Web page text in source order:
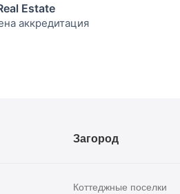
Estate
аккредитация
Загород
Коттеджные поселки